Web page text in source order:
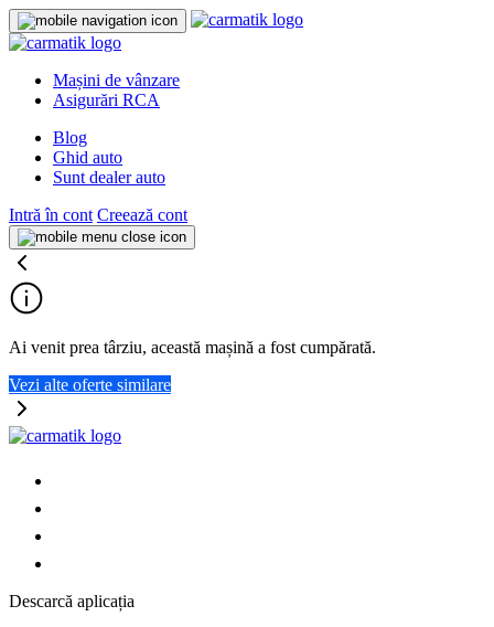
Mașini de vânzare
Asigurări RCA
Blog
Ghid auto
Sunt dealer auto
Intră în cont Creează cont
Ai venit prea târziu, această mașină a fost cumpărată.
Vezi alte oferte similare
Descarcă aplicația